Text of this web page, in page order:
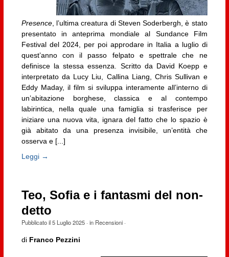
Presence, l’ultima creatura di Steven Soderbergh, è stato
presentato in anteprima mondiale al Sundance Film
Festival del 2024, per poi approdare in Italia a luglio di
quest’anno con il passo felpato e spettrale che ne
definisce la stessa essenza. Scritto da David Koepp e
interpretato da Lucy Liu, Callina Liang, Chris Sullivan e
Eddy Maday, il film si sviluppa interamente all’interno di
un’abitazione borghese, classica e al contempo
labirintica, nella quale una famiglia si trasferisce per
iniziare una nuova vita, ignara del fatto che lo spazio è
già abitato da una presenza invisibile, un’entità che
osserva e [...]
Leggi →
Teo, Sofia e i fantasmi del non-
detto
Pubblicato il5 Luglio 2025· in Recensioni·
di Franco Pezzini